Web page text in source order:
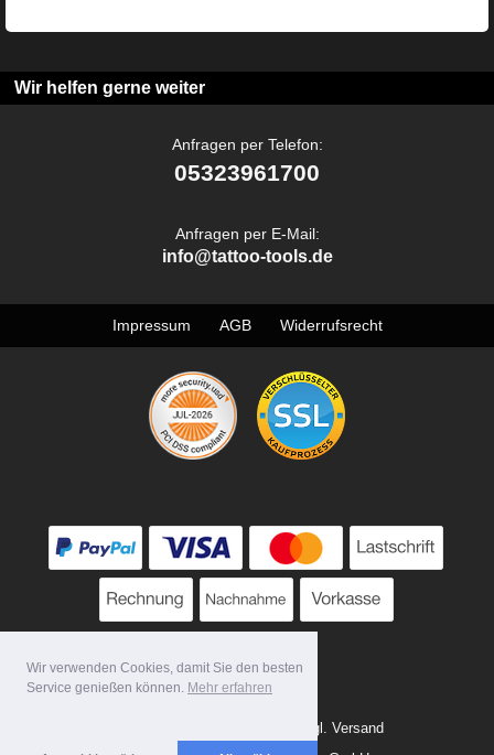
Wir verwenden Cookies, damit Sie den besten
Service genießen können. Mehr erfahren
Wir helfen gerne weiter
Anfragen per Telefon:
05323961700
Anfragen per E-Mail:
info@tattoo-tools.de
Impressum AGB Widerrufsrecht
Alle Preise zzgl. MwSt. evtl. zzgl. Versand